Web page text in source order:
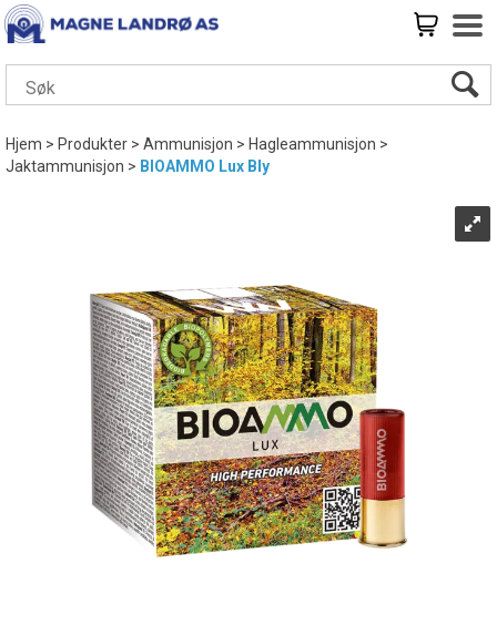
Hjem>Produkter>Ammunisjon>Hagleammunisjon>
Jaktammunisjon> BIOAMMO Lux Bly